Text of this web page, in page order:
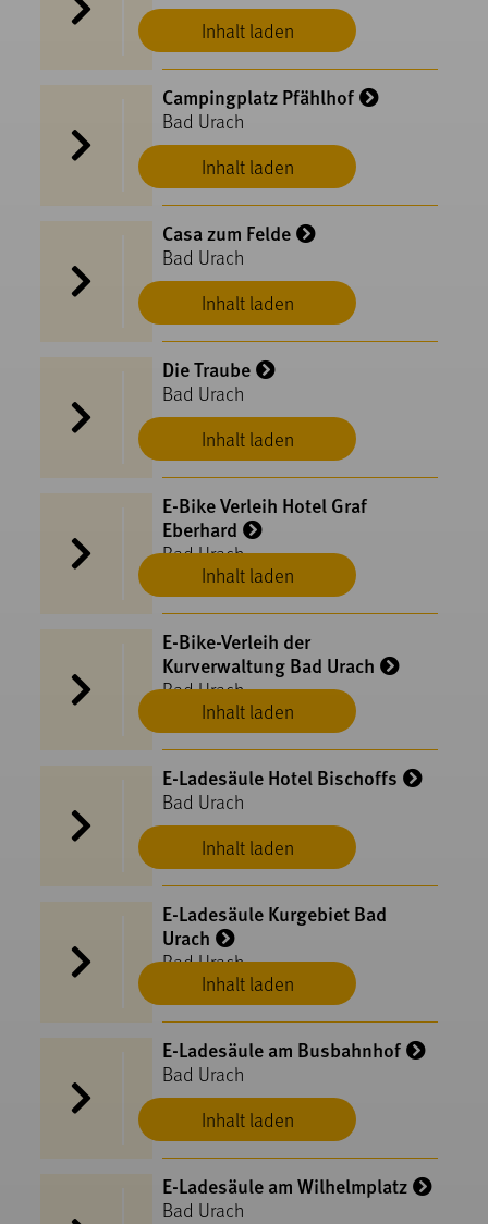
Inhalt laden
Inhalt laden
Campingplatz Pfählhof
Bad Urach
Inhalt laden
Casa zum Felde
Bad Urach
Inhalt laden
Die Traube
Bad Urach
Inhalt laden
E-Bike Verleih Hotel Graf
Eberhard
Bad Urach
Inhalt laden
E-Bike-Verleih der
Kurverwaltung Bad Urach
Bad Urach
Inhalt laden
E-Ladesäule Hotel Bischoffs
Bad Urach
Inhalt laden
E-Ladesäule Kurgebiet Bad
Urach
Bad Urach
Inhalt laden
E-Ladesäule am Busbahnhof
Bad Urach
E-Ladesäule am Wilhelmplatz
Bad Urach